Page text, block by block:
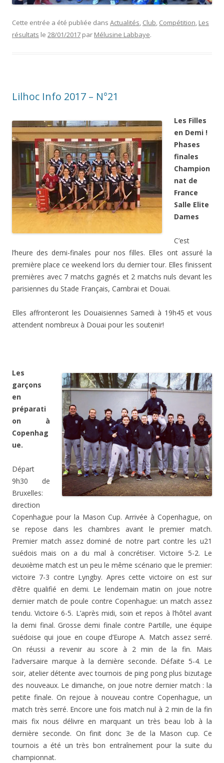
Cette entrée a été publiée dans Actualités, Club, Compétition, Les
résultats le 28/01/2017 par Mélusine Labbaye.
Lilhoc Info 2017 – N°21
Les Filles
en Demi !
Phases
finales
Champion
nat de
France
Salle Elite
Dames
C’est
l’heure des demi-finales pour nos filles. Elles ont assuré la
première place ce weekend lors du dernier tour. Elles finissent
premières avec 7 matchs gagnés et 2 matchs nuls devant les
parisiennes du Stade Français, Cambrai et Douai.
Elles affronteront les Douaisiennes Samedi à 19h45 et vous
attendent nombreux à Douai pour les soutenir!
Les
garçons
en
préparati
on à
Copenhag
ue.
Départ
9h30 de
Bruxelles:
direction
Copenhague pour la Mason Cup. Arrivée à Copenhague, on
se repose dans les chambres avant le premier match.
Premier match assez dominé de notre part contre les u21
suédois mais on a du mal à concrétiser. Victoire 5-2. Le
deuxième match est un peu le même scénario que le premier:
victoire 7-3 contre Lyngby. Apres cette victoire on est sur
d’être qualifié en demi. Le lendemain matin on joue notre
dernier match de poule contre Copenhague: un match assez
tendu. Victoire 6-5. L’après midi, soin et repos à l’hôtel avant
la demi final. Grosse demi finale contre Partille, une équipe
suédoise qui joue en coupe d’Europe A. Match assez serré.
On réussi a revenir au score à 2 min de la fin. Mais
l’adversaire marque à la dernière seconde. Défaite 5-4. Le
soir, atelier détente avec tournois de ping pong plus bizutage
des nouveaux. Le dimanche, on joue notre dernier match : la
petite finale. On rejoue à nouveau contre Copenhague, un
match très serré. Encore une fois match nul à 2 min de la fin
mais fix nous délivre en marquant un très beau lob à la
dernière seconde. On finit donc 3e de la Mason cup. Ce
tournois a été un très bon entraînement pour la suite du
championnat.